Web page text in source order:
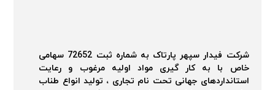
شرکت فیدار سپهر پارتاک به شماره ثبت 72652 سهامی
خاص با به کار گیری مواد اولیه مرغوب و رعایت
استانداردهای جهانی تحت نام تجاری ، تولید انواع طناب